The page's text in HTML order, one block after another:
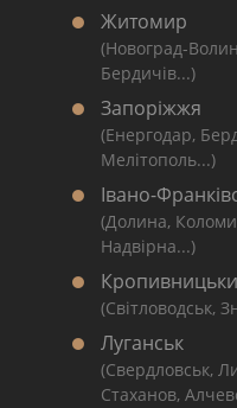
Житомир
(Новоград-
Бердичів...)
Запоріжжя
(Енергодар,
Мелітополь...)
Івано-
(Долина,
Надвірна...)
(Світловодськ,
Луганськ
(Свердловськ,
Стаханов,